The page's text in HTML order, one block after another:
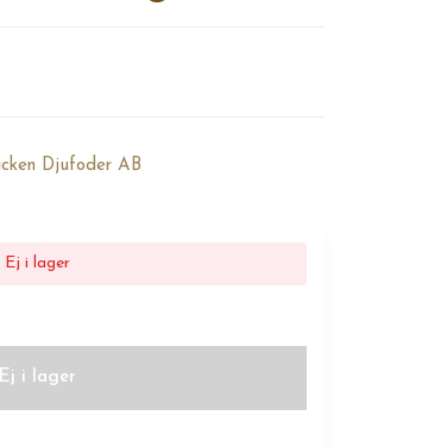
Djufoder AB
Ej i lager
Ej i lager